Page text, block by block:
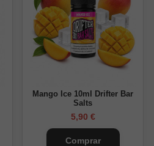
3 mg/ml
6 mg/ml
10 mg/ml
Longhorn
Mango Ice 10ml Drifter Bar
Salts
5,90 €
Comprar